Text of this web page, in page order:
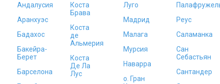
Андалусия
Аранхуэс
Бадахос
Бакейра-
Берет
Барселона
Коста
Брава
Коста
де
Альмерия
Коста
Де Ла
Лус
Луго
Мадрид
Малага
Мурсия
Наварра
о. Гран
Реус
Саламанка
Сан
Себастьян
Сантандер